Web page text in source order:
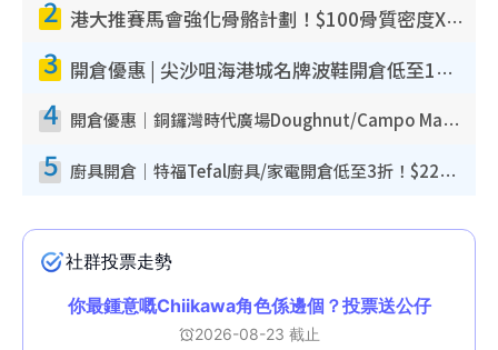
2 港大推賽馬會強化骨骼計劃！$100骨質密度X光檢查 完成免費運動訓練送超市禮券！附參加資格
3 開倉優惠 | 尖沙咀海港城名牌波鞋開倉低至1折！On鞋$899起／Joy&Peace鞋履$98起
4 開倉優惠｜銅鑼灣時代廣場Doughnut/Campo Marzio開倉低至1折！背囊、書包、手袋劈價$200起
5 廚具開倉｜特福Tefal廚具/家電開倉低至3折！$220起買平底鍋/炒鑊/湯煲！電飯煲/吸塵機/燙斗$418起